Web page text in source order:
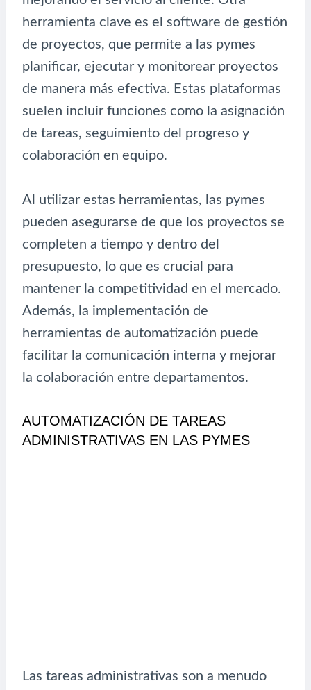
herramienta clave es el software de gestión
de proyectos, que permite a las pymes
planificar, ejecutar y monitorear proyectos
de manera más efectiva. Estas plataformas
suelen incluir funciones como la asignación
de tareas, seguimiento del progreso y
colaboración en equipo.
Al utilizar estas herramientas, las pymes
pueden asegurarse de que los proyectos se
completen a tiempo y dentro del
presupuesto, lo que es crucial para
mantener la competitividad en el mercado.
Además, la implementación de
herramientas de automatización puede
facilitar la comunicación interna y mejorar
la colaboración entre departamentos.
AUTOMATIZACIÓN DE TAREAS
ADMINISTRATIVAS EN LAS PYMES
Las tareas administrativas son a menudo